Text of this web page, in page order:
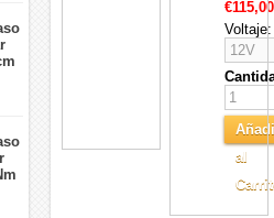
€115,00
Voltaje:
al